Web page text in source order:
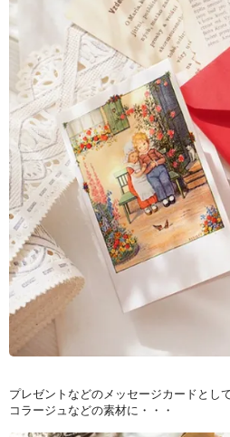
プレゼントなどのメッセージカードとし
コラージュなどの素材に・・・